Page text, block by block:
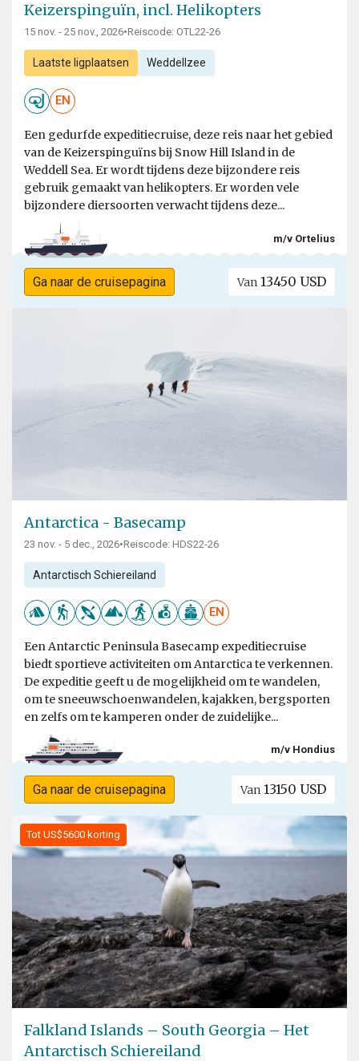
Keizerspinguïn, incl. Helikopters
15 nov. - 25 nov., 2026•Reiscode: OTL22-26
Laatste ligplaatsen Weddellzee
EN
Een gedurfde expeditiecruise, deze reis naar het gebied
van de Keizerspinguïns bij Snow Hill Island in de
Weddell Sea. Er wordt tijdens deze bijzondere reis
gebruik gemaakt van helikopters. Er worden vele
bijzondere diersoorten verwacht tijdens deze...
m/v Ortelius
Ga naar de cruisepagina Van 13450 USD
Antarctica - Basecamp
23 nov. - 5 dec., 2026•Reiscode: HDS22-26
Antarctisch Schiereiland
EN
Een Antarctic Peninsula Basecamp expeditiecruise
biedt sportieve activiteiten om Antarctica te verkennen.
De expeditie geeft u de mogelijkheid om te wandelen,
om te sneeuwschoenwandelen, kajakken, bergsporten
en zelfs om te kamperen onder de zuidelijke...
m/v Hondius
Ga naar de cruisepagina Van 13150 USD
Tot US$5600 korting
Falkland Islands – South Georgia – Het
Antarctisch Schiereiland